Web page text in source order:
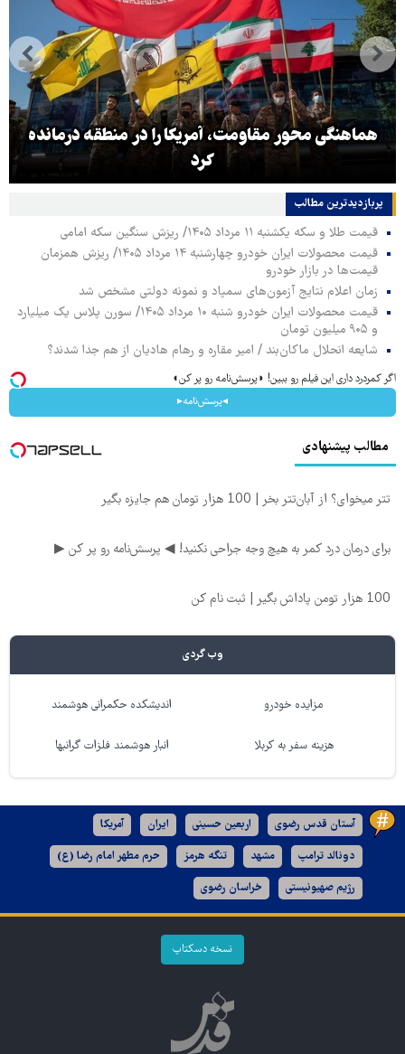
هماهنگی محور مقاومت، آمریکا را در منطقه درمانده
کرد
پربازدیدترین‌ مطالب
قیمت طلا و سکه یکشنبه ۱۱ مرداد ۱۴۰۵/ ریزش سنگین سکه امامی
قیمت محصولات ایران خودرو چهارشنبه ۱۴ مرداد ۱۴۰۵/ ریزش همزمان
قیمت‌ها در بازار خودرو
زمان اعلام نتایج آزمون‌های سمپاد و نمونه دولتی مشخص شد
قیمت محصولات ایران خودرو شنبه ۱۰ مرداد ۱۴۰۵/ سورن پلاس یک میلیارد
و ۹۰۵ میلیون تومان
شایعه انحلال ماکان‌بند / امیر مقاره و رهام هادیان از هم جدا شدند؟
اگر کمردرد داری این فیلم رو ببین! ◗پرسش‌نامه رو پر کن◖
◂پرسش‌نامه▸
مطالب پیشنهادی
تتر میخوای؟ از آبان‌تتر بخر | 100 هزار تومان هم جایزه بگیر
برای درمان درد کمر به هیچ وجه جراحی نکنید! ◀ پرسش‌نامه رو پر کن ▶
100 هزار تومن پاداش بگیر | ثبت نام کن
وب گردی
مزایده خودرو اندیشکده حکمرانی هوشمند
هزینه سفر به کربلا انبار هوشمند فلزات گرانبها
آستان قدس رضوی اربعین حسینی ایران آمریکا
دونالد ترامپ مشهد تنگه هرمز حرم مطهر امام رضا (ع)
رژیم صهیونیستی خراسان رضوی
نسخه دسکتاپ